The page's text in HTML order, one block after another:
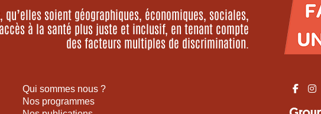
qu’elles soient géographiques, économiques, sociales,
à la santé plus juste et inclusif, en tenant compte
des facteurs multiples de discrimination.
Qui sommes nous ?
Nos programmes